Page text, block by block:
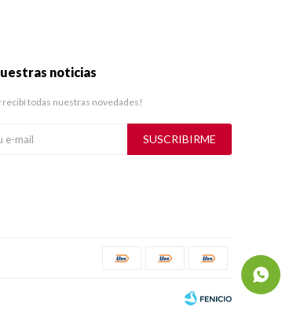
noticias
recibí todas nuestras novedades!
SUSCRIBIRME